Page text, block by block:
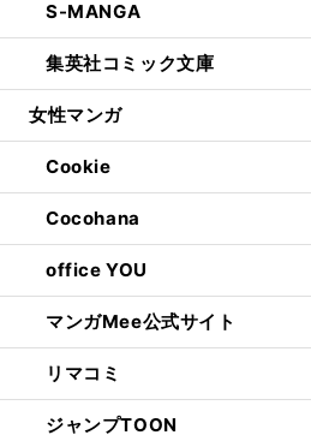
S-MANGA
集英社コミック文庫
女性マンガ
Cookie
Cocohana
office YOU
マンガMee公式サイト
リマコミ
ジャンプTOON